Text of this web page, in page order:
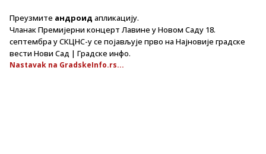
Преузмите андроид апликацију.
Чланак Премијерни концерт Лавине у Новом Саду 18.
септембра у СКЦНС-у се појављује прво на Најновије градске
вести Нови Сад | Градске инфо.
Nastavak na GradskeInfo.rs...